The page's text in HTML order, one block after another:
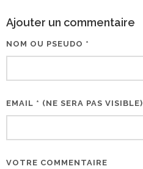
Ajouter un commentaire
NOM OU PSEUDO *
EMAIL * (NE SERA PAS VISIBLE)
VOTRE COMMENTAIRE